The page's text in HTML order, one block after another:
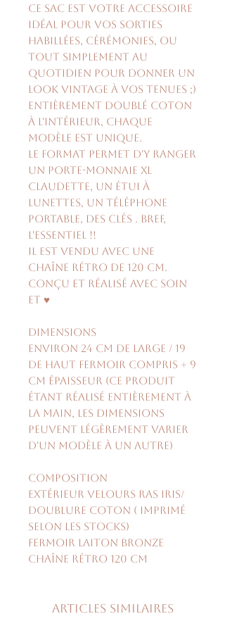
Ce sac est votre accessoire
idéal pour vos sorties
habillées, cérémonies, ou
tout simplement au
quotidien pour donner un
look vintage à vos tenues ;)
Entièrement doublé coton
à l'intérieur, chaque
modèle est unique.
Le format permet d'y ranger
un porte-monnaie XL
Claudette, un étui à
lunettes, un téléphone
portable, des clés . Bref,
l'essentiel !!
Il est vendu avec une
chaîne rétro de 120 cm.
Conçu et réalisé avec soin
et ♥
Dimensions
environ 24 cm de large / 19
de haut fermoir compris + 9
cm épaisseur (ce produit
étant réalisé entièrement à
la main, les dimensions
peuvent légèrement varier
d'un modèle à un autre)
Composition
extérieur velours ras Iris/
doublure coton ( imprimé
selon les stocks)
fermoir laiton bronze
chaîne rétro 120 cm
Articles similaires